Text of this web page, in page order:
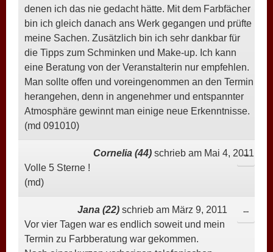
denen ich das nie gedacht hätte. Mit dem Farbfächer
bin ich gleich danach ans Werk gegangen und prüfte
meine Sachen. Zusätzlich bin ich sehr dankbar für
die Tipps zum Schminken und Make-up. Ich kann
eine Beratung von der Veranstalterin nur empfehlen.
Man sollte offen und voreingenommen an den Termin
herangehen, denn in angenehmer und entspannter
Atmosphäre gewinnt man einige neue Erkenntnisse.
(md 091010)
Cornelia (44) schrieb am Mai 4, 2011
Volle 5 Sterne !
(md)
...DIESE
Jana (22) schrieb am März 9, 2011
Vor vier Tagen war es endlich soweit und mein
Termin zu Farbberatung war gekommen.
...DIESE